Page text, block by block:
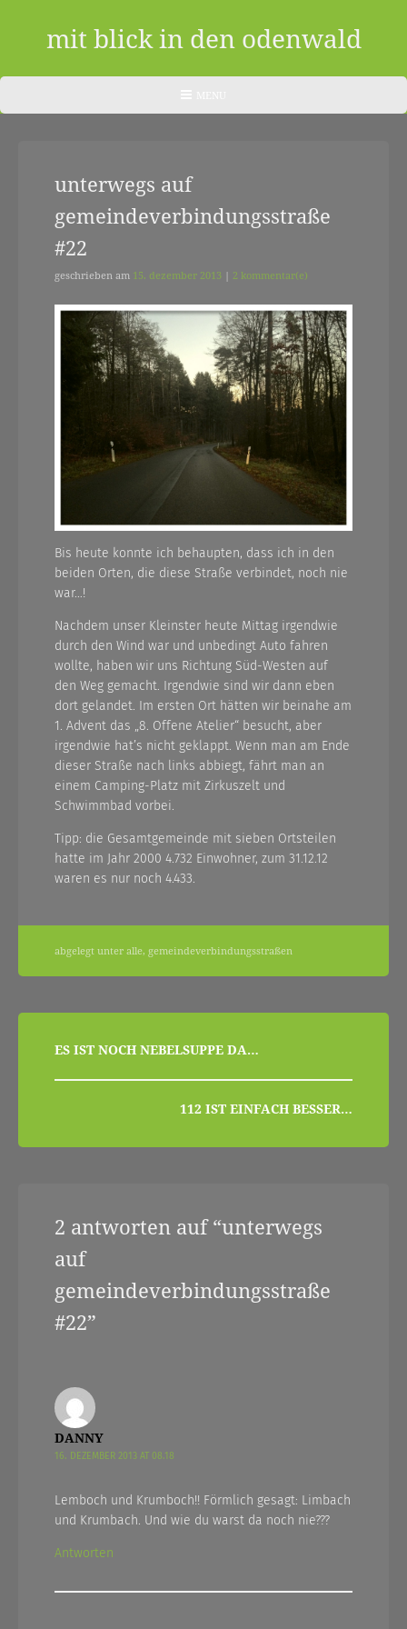
mit blick in den odenwald
blog
dem
odenwald
zwischendurch
und
nebenher…
unterwegs auf
gemeindeverbindungsstraße
#22
geschrieben am 15. dezember 2013 | 2 kommentar(e)
Bis heute konnte ich behaupten, dass ich in den
beiden Orten, die diese Straße verbindet, noch nie
war…!
Nachdem unser Kleinster heute Mittag irgendwie
durch den Wind war und unbedingt Auto fahren
wollte, haben wir uns Richtung Süd-Westen auf
den Weg gemacht. Irgendwie sind wir dann eben
dort gelandet. Im ersten Ort hätten wir beinahe am
1. Advent das „8. Offene Atelier“ besucht, aber
irgendwie hat’s nicht geklappt. Wenn man am Ende
dieser Straße nach links abbiegt, fährt man an
einem Camping-Platz mit Zirkuszelt und
Schwimmbad vorbei.
Tipp: die Gesamtgemeinde mit sieben Ortsteilen
hatte im Jahr 2000 4.732 Einwohner, zum 31.12.12
waren es nur noch 4.433.
abgelegt unter alle, gemeindeverbindungsstraßen
beitragsnavigation
ES IST NOCH NEBELSUPPE DA…
112 IST EINFACH BESSER…
2 antworten auf “unterwegs
auf
gemeindeverbindungsstraße
#22”
DANNY
16. DEZEMBER 2013 AT 08.18
Lemboch und Krumboch!! Förmlich gesagt: Limbach
und Krumbach. Und wie du warst da noch nie???
Antworten